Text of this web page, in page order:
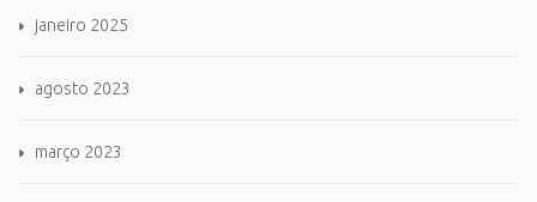
janeiro 2025
agosto 2023
março 2023